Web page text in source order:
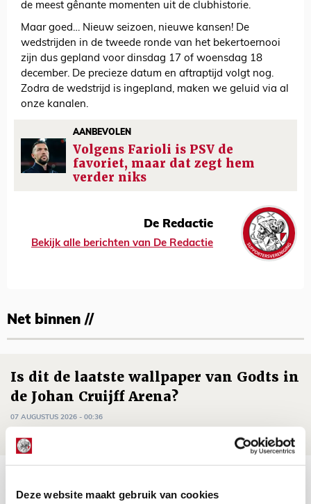
Deze website maakt gebruik van cookies
de meest gênante momenten uit de clubhistorie.
Maar goed… Nieuw seizoen, nieuwe kansen! De
wedstrijden in de tweede ronde van het bekertoernooi
zijn dus gepland voor dinsdag 17 of woensdag 18
december. De precieze datum en aftraptijd volgt nog.
Zodra de wedstrijd is ingepland, maken we geluid via al
onze kanalen.
AANBEVOLEN
Volgens Farioli is PSV de
favoriet, maar dat zegt hem
verder niks
De Redactie
Bekijk alle berichten van De Redactie
Net binnen //
Is dit de laatste wallpaper van Godts in
de Johan Cruijff Arena?
07 AUGUSTUS 2026 - 00:36
voor mijn club is heel speciaal’